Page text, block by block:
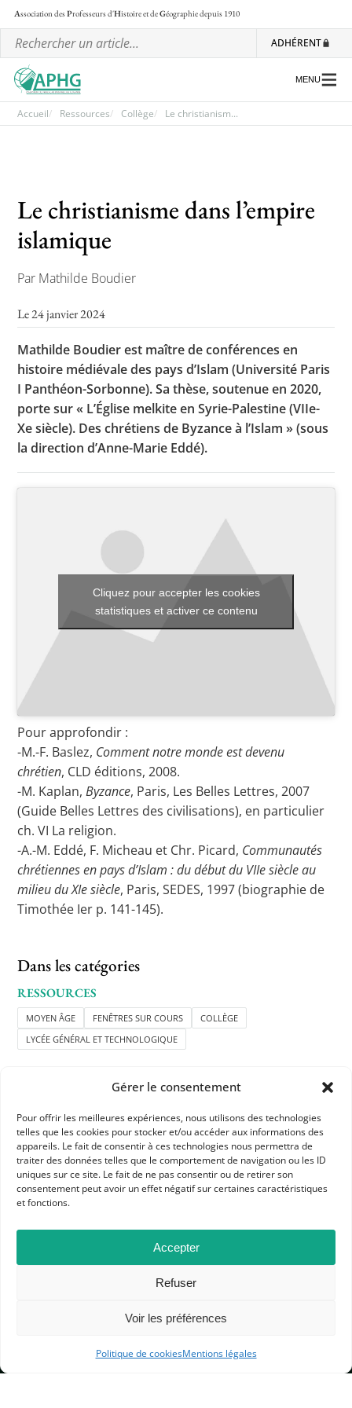
Gérer le consentement
Pour offrir les meilleures expériences, nous utilisons des technologies
telles que les cookies pour stocker et/ou accéder aux informations des
appareils. Le fait de consentir à ces technologies nous permettra de
traiter des données telles que le comportement de navigation ou les ID
uniques sur ce site. Le fait de ne pas consentir ou de retirer son
consentement peut avoir un effet négatif sur certaines caractéristiques
et fonctions.
Accepter
Refuser
Voir les préférences
Politique de cookiesMentions légales
Association desProfesseurs d'Histoire et deGéographiedepuis 1910
ADHÉRENT
Les ateliers nationaux
Communiqués et motions
Lettre d’information de l’APHG
Toutes les actualités
Les rendez-vous de l’APHG
Concours de recrutement
Conférences, tables rondes
Critique d’ouvrages publiés
Culture
MENU
Accueil Ressources Collège Le christianism...
Le christianisme dans l’empire
islamique
Par Mathilde Boudier
Le 24 janvier 2024
Mathilde Boudier est maître de conférences en
histoire médiévale des pays d’Islam (Université Paris
I Panthéon-Sorbonne). Sa thèse, soutenue en 2020,
porte sur « L’Église melkite en Syrie-Palestine (VIIe-
Xe siècle). Des chrétiens de Byzance à l’Islam » (sous
la direction d’Anne-Marie Eddé).
Cliquez pour accepter les cookies
statistiques et activer ce contenu
Pour approfondir :
-M.-F. Baslez, Comment notre monde est devenu
chrétien, CLD éditions, 2008.
-M. Kaplan,Byzance, Paris, Les Belles Lettres, 2007
(Guide Belles Lettres des civilisations), en particulier
ch. VI La religion.
-A.-M. Eddé, F. Micheau et Chr. Picard, Communautés
chrétiennes en pays d’Islam : du début du VIIe siècle au
milieu du XIe siècle, Paris, SEDES, 1997 (biographie de
Timothée Ier p. 141-145).
Dans les catégories
RESSOURCES
MOYEN ÂGE FENÊTRES SUR COURS
COLLÈGE
LYCÉE GÉNÉRAL ET TECHNOLOGIQUE
APHG
Association des professeurs d'histoire et géographie
+ 33 0(1) 42 33 62 37
BP 6541 – 75065 Paris Cedex 02
MENTIONS LÉGALES